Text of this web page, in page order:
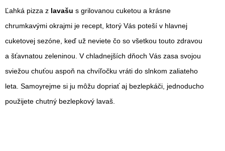
Ľahká pizza z lavašu s grilovanou cuketou a krásne
chrumkavými okrajmi je recept, ktorý Vás poteší v hlavnej
cuketovej sezóne, keď už neviete čo so všetkou touto zdravou
a šťavnatou zeleninou. V chladnejších dňoch Vás zasa svojou
sviežou chuťou aspoň na chvíľočku vráti do slnkom zaliateho
leta. Samoyrejme si ju môžu dopriať aj bezlepkáči, jednoducho
použijete chutný bezlepkový lavaš.